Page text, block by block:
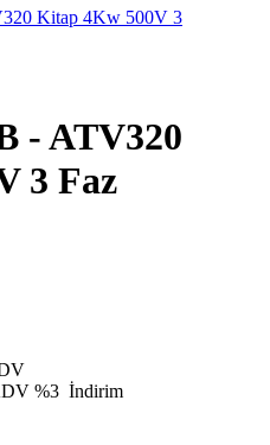
- ATV320
3 Faz
%3 İndirim